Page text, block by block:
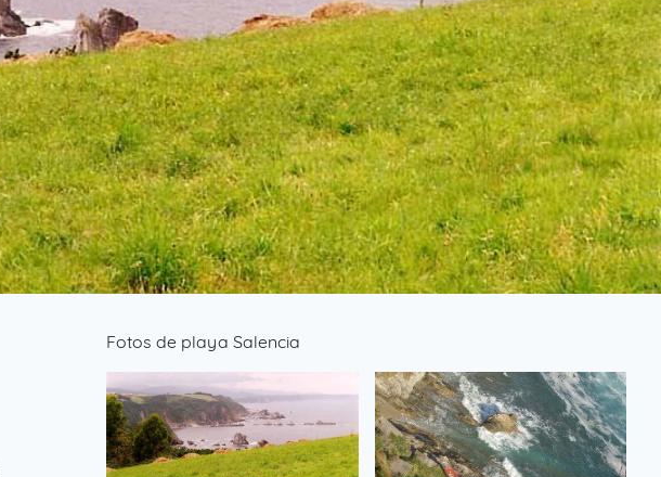
Fotos de playa Salencia